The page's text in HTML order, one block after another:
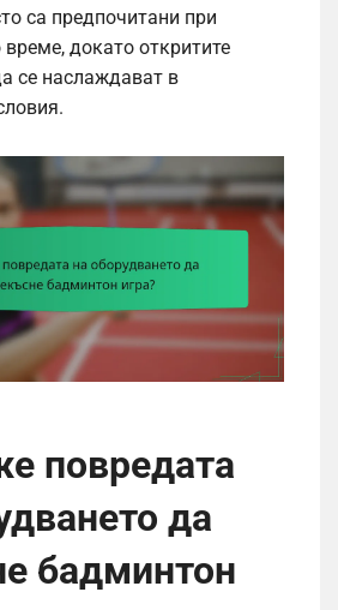
са предпочитани при
докато откритите
се наслаждават в
повредата
да
бадминтон